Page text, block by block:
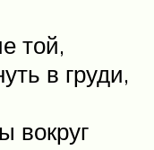
той,
в груди,
вокруг